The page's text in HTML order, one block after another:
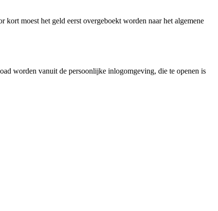
kort moest het geld eerst overgeboekt worden naar het algemene
worden vanuit de persoonlijke inlogomgeving, die te openen is